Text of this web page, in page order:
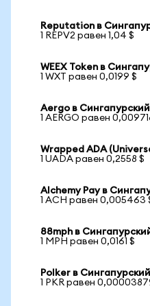
Reputation в
1 REPV2 равен 1,04 $
WEEX Token в
1 WXT равен 0,0199 $
Aergo в
1 AERGO равен
Wrapped ADA
1 UADA равен 0,2558 $
Alchemy Pay в
1 ACH равен 0,005463
88mph в
1 MPH равен 0,0161 $
Polker в
1 PKR равен